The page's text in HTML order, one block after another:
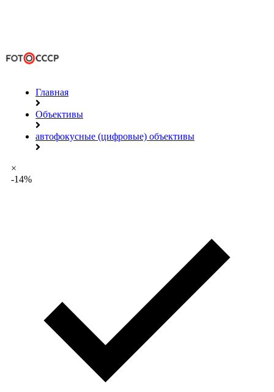
Главная
Объективы
автофокусные (цифровые) объективы
×
-14%